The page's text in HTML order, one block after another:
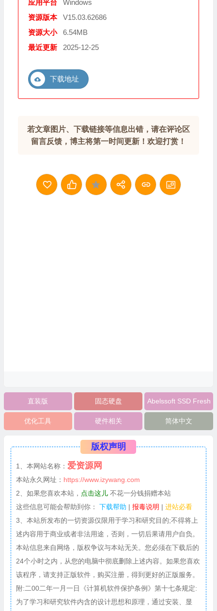
应用平台
Windows
资源版本
V15.03.62686
资源大小
6.54MB
最近更新
2025-12-25
下载地址
若文章图片、下载链接等信息出错，请在评论区
留言反馈，博主将第一时间更新！欢迎打赏！
直装版 固态硬盘 Abelssoft SSD Fresh
优化工具 硬件相关 简体中文
版权声明
1、本网站名称： 爱资源网
本站永久网址： https://www.izywang.com
2、如果您喜欢本站， 点击这儿不花一分钱捐赠本站
这些信息可能会帮助到你：
下载帮助 | 报毒说明 | 进站必看
3、本站所发布的一切资源仅限用于学习和研究目的;不得将上
述内容用于商业或者非法用途，否则，一切后果请用户自负。
本站信息来自网络，版权争议与本站无关。您必须在下载后的
24个小时之内，从您的电脑中彻底删除上述内容。如果您喜欢
该程序，请支持正版软件，购买注册，得到更好的正版服务。
附:二00二年一月一日《计算机软件保护条例》第十七条规定:
为了学习和研究软件内含的设计思想和原理，通过安装、显